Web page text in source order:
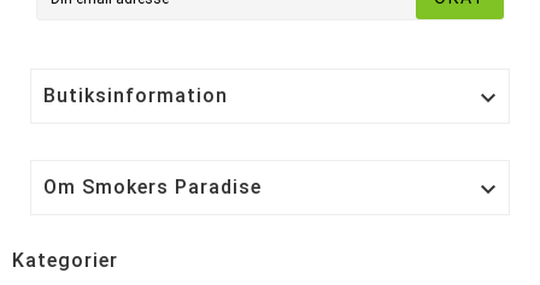
Butiksinformation 
Om Smokers Paradise 
Kategorier